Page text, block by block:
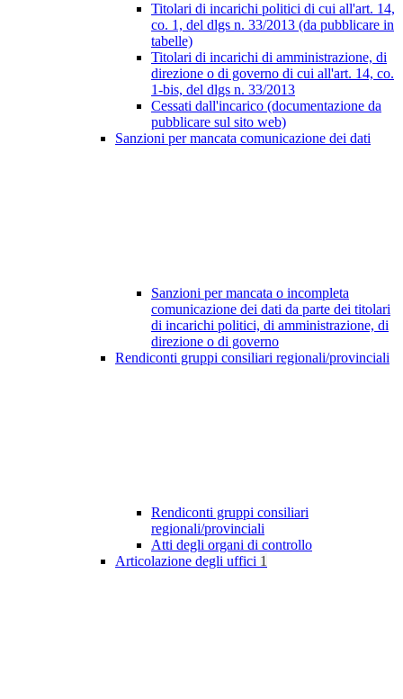
Titolari di incarichi politici di cui all'art. 14,
co. 1, del dlgs n. 33/2013 (da pubblicare in
tabelle)
Titolari di incarichi di amministrazione, di
direzione o di governo di cui all'art. 14, co.
1-bis, del dlgs n. 33/2013
Cessati dall'incarico (documentazione da
pubblicare sul sito web)
Sanzioni per mancata comunicazione dei dati
Sanzioni per mancata o incompleta
comunicazione dei dati da parte dei titolari
di incarichi politici, di amministrazione, di
direzione o di governo
Rendiconti gruppi consiliari regionali/provinciali
Rendiconti gruppi consiliari
regionali/provinciali
Atti degli organi di controllo
Articolazione degli uffici 1